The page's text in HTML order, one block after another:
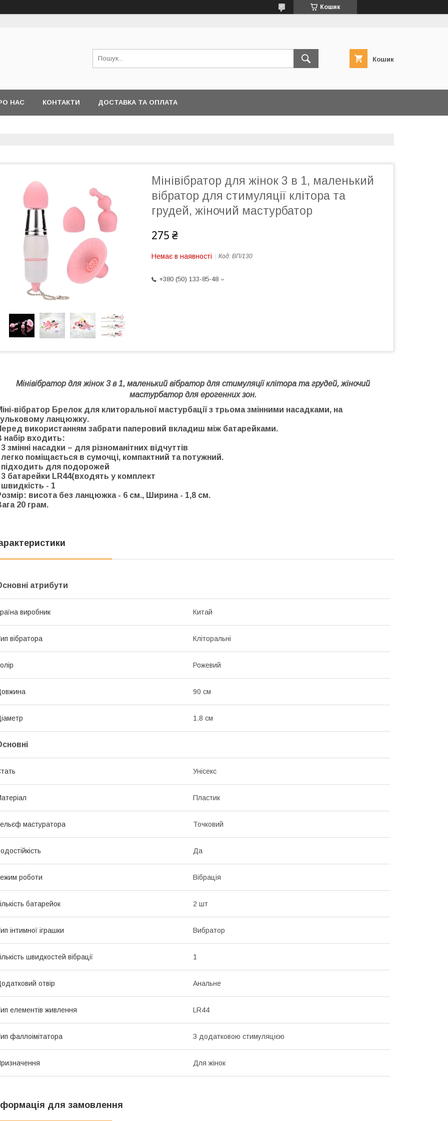
Кошик
Кошик
НАС КОНТАКТИ ДОСТАВКА ТА ОПЛАТА
Мінівібратор для жінок 3 в 1, маленький
вібратор для стимуляції клітора та
грудей, жіночий мастурбатор
275 ₴
Немає в наявності Код: ВП/130
+380 (50) 133-85-48
Мінівібратор для жінок 3 в 1, маленький вібратор для стимуляції клітора та грудей, жіночий
мастурбатор для ерогенних зон.
вібратор Брелок для клиторальної мастурбації з трьома змінними насадками, на
ланцюжку.
використанням забрати паперовий вкладиш між батарейками.
набір входить:
змінні насадки – для різноманітних відчуттів
легко поміщається в сумочці, компактний та потужний.
підходить для подорожей
3 батарейки LR44(входять у комплект
швидкість - 1
висота без ланцюжка - 6 см., Ширина - 1,8 см.
20 грам.
атрибути
виробник Китай
вібратора Кліторальні
Рожевий
90 см
1.8 см
Унісекс
Пластик
мастуратора Точковий
Да
роботи Вібрація
батарейок 2 шт
інтимної іграшки Вибратор
швидкостей вібрації 1
отвір Анальне
елементів живлення LR44
фаллоімітатора З додатковою стимуляцією
Для жінок
для замовлення